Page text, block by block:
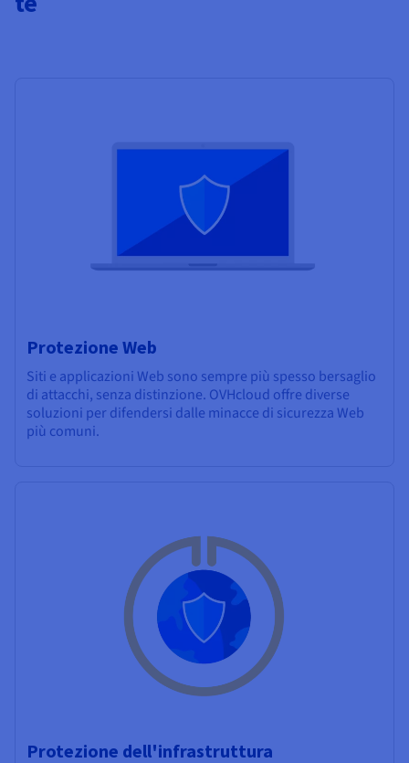
Protezione Web
Siti e applicazioni Web sono sempre più spesso bersaglio
di attacchi, senza distinzione. OVHcloud offre diverse
soluzioni per difendersi dalle minacce di sicurezza Web
più comuni.
Protezione dell'infrastruttura